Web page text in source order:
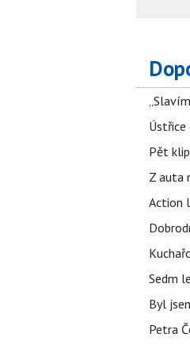
Pět
Z auta
Action
Sedm
Byl
Petra